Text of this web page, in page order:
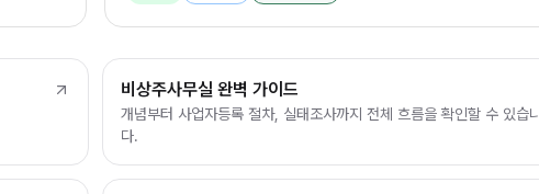
비상주사무실 완벽 가이드
개념부터 사업자등록 절차, 실태조사까지 전체 흐름을 확인할 수 있습
다.